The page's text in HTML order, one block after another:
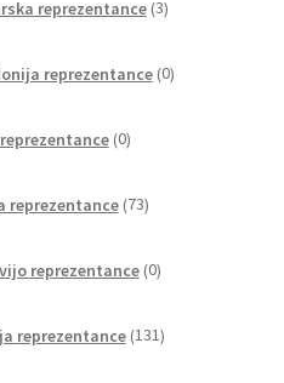
reprezentance 3izdelki
reprezentance 0izdelkov
0izdelkov
reprezentance 73izdelkov
reprezentance 0izdelkov
reprezentance 131izdelkov